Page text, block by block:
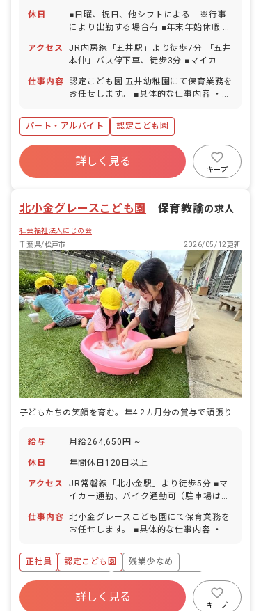
休日
■日曜、祝日、他シフトによる ※行事
により出勤する場合有 ■年末年始休暇 ■
アクセス
JR内房線「五井駅」より徒歩7分 「五井
本仲」バス停下車、徒歩3分 ■マイカ
駐車場と駐輪場完備）
仕事内容 認定こども園 五井幼稚園にて保育業務を
お任せします。 ■具体的な仕事内容 ・1
り保育業務
パート・アルバイト
認定こども園
残業少なめ
ボーナス・賞与あり
寮・住宅・家賃補助あり
社会保険完備
車通勤可
詳しく見る
キープ
北小金グレースこども園 保育教諭の求人
社会福祉法人にじの会
千葉県/松戸市
2026/05/12更新
子どもたちの笑顔を育む。年4.2カ月分の賞与で頑張りをしっかり評価
給与 月給264,650円 ~
休日 年間休日120日以上
アクセス
JR常磐線「北小金駅」より徒歩5分 ■マ
イカー通勤、バイク通勤可（駐車場は自
寄り駅の駐輪場代も補助）
仕事内容 北小金グレースこども園にて保育業務を
お任せします。 ■具体的な仕事内容 ・乳
た業務をお願いします。 ■職場の雰囲気
人員にゆとりがあるため休み相談もしや
すく、明るい会話と自由な意見交換が活
発に行われています。遠方出身者も多く
活躍しており、馴染みやすい職場です。
正社員 認定こども園
残業少なめ
ボーナス・賞与あり
年間休日120日以上
寮・住宅・家賃補助あり
社会保険完備
詳しく見る
キープ